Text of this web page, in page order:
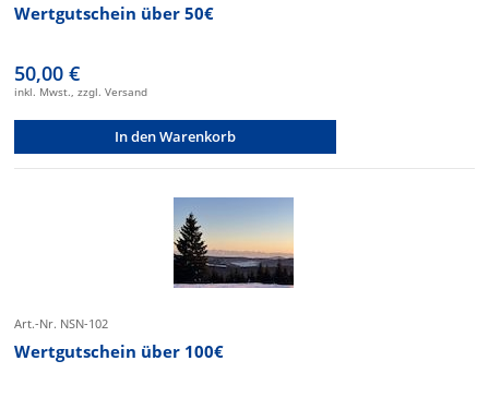
Wertgutschein über 50€
50,00 €
inkl. Mwst., zzgl. Versand
In den Warenkorb
Art.-Nr. NSN-102
Wertgutschein über 100€